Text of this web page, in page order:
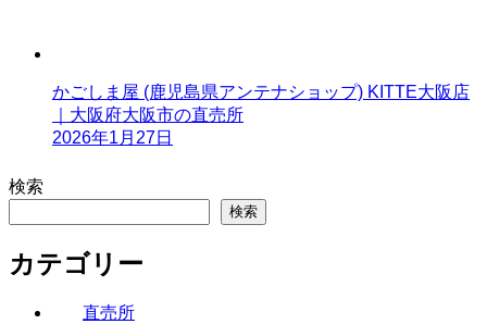
かごしま屋 (鹿児島県アンテナショップ) KITTE大阪店
｜大阪府大阪市の直売所
2026年1月27日
検索
検索
カテゴリー
直売所